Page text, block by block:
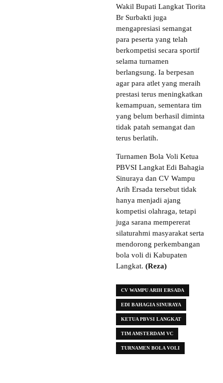
Wakil Bupati Langkat Tiorita
Br Surbakti juga
mengapresiasi semangat
para peserta yang telah
berkompetisi secara sportif
selama turnamen
berlangsung. Ia berpesan
agar para atlet yang meraih
prestasi terus meningkatkan
kemampuan, sementara tim
yang belum berhasil diminta
tidak patah semangat dan
terus berlatih.
Turnamen Bola Voli Ketua
PBVSI Langkat Edi Bahagia
Sinuraya dan CV Wampu
Arih Ersada tersebut tidak
hanya menjadi ajang
kompetisi olahraga, tetapi
juga sarana mempererat
silaturahmi masyarakat serta
mendorong perkembangan
bola voli di Kabupaten
Langkat. (Reza)
CV WAMPU ARIH ERSADA
EDI BAHAGIA SINURAYA
KETUA PBVSI LANGKAT
TIM AMSTERDAM VC
TURNAMEN BOLA VOLI